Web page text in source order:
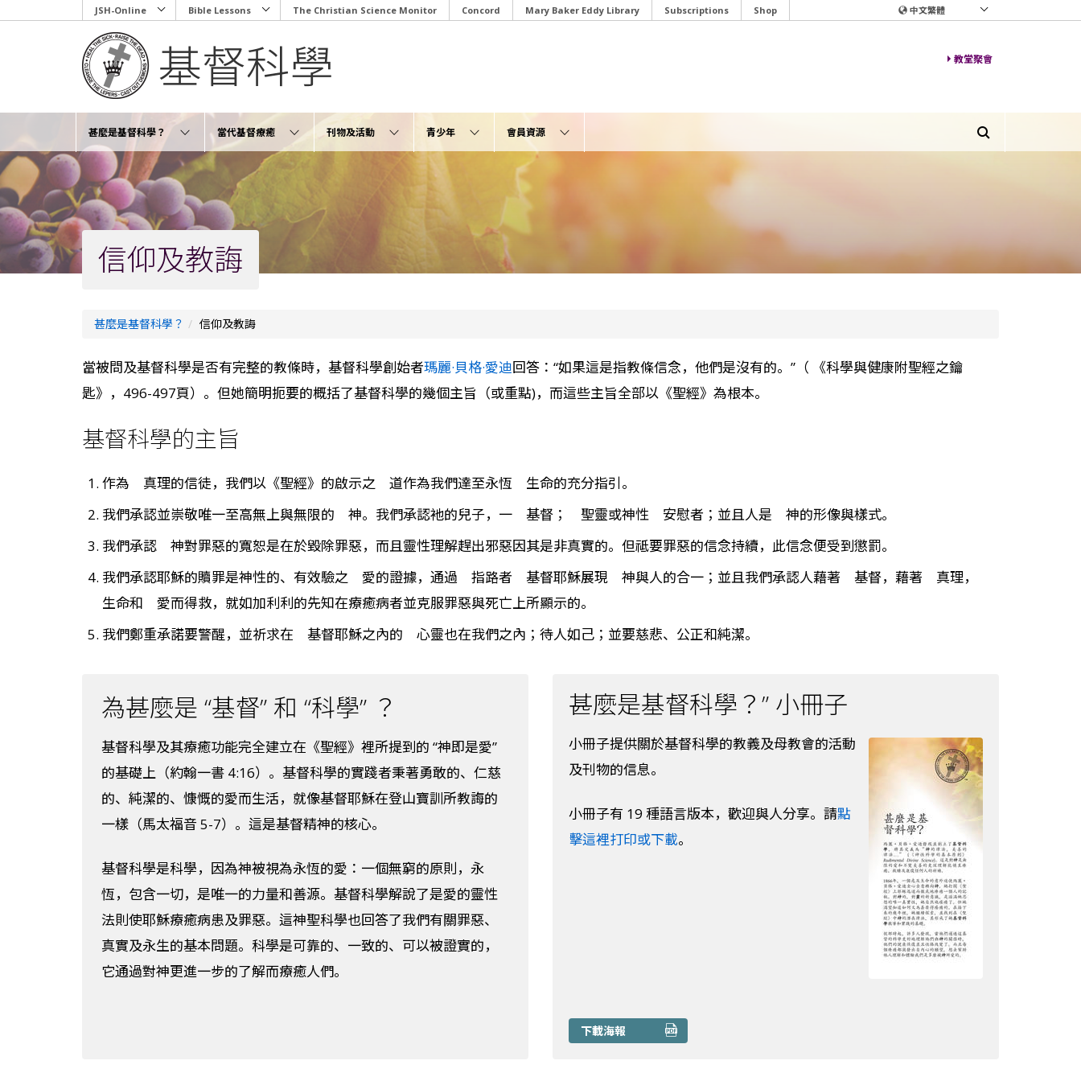
JSH-Online Bible Lessons The Christian Science Monitor Concord Mary Baker Eddy Library Subscriptions Shop 中文繁體
教堂聚會
甚麼是基督科學？ 當代基督療癒 刊物及活動 青少年 會員資源
信仰及教誨
甚麼是基督科學？ 信仰及教誨
當被問及基督科學是否有完整的教條時，基督科學創始者瑪麗·貝格·愛迪回答：“如果這是指教條信念，他們是沒有的。”（ 《科學與健康附聖經之鑰
匙》，496-497頁）。但她簡明扼要的概括了基督科學的幾個主旨（或重點)，而這些主旨全部以《聖經》為根本。
基督科學的主旨
作為 真理的信徒，我們以《聖經》的啟示之 道作為我們達至永恆 生命的充分指引。
我們承認並崇敬唯一至高無上與無限的 神。我們承認衪的兒子，一 基督； 聖靈或神性 安慰者；並且人是 神的形像與樣式。
我們承認 神對罪惡的寬恕是在於毀除罪惡，而且靈性理解趕出邪惡因其是非真實的。但祗要罪惡的信念持續，此信念便受到懲罰。
我們承認耶穌的贖罪是神性的、有效驗之 愛的證據，通過 指路者 基督耶穌展現 神與人的合一；並且我們承認人藉著 基督，藉著 真理，
生命和 愛而得救，就如加利利的先知在療癒病者並克服罪惡與死亡上所顯示的。
我們鄭重承諾要警醒，並祈求在 基督耶穌之內的 心靈也在我們之內；待人如己；並要慈悲、公正和純潔。
為甚麼是 “基督” 和 “科學” ？
基督科學及其療癒功能完全建立在《聖經》裡所提到的 “神即是愛”
的基礎上（約翰一書 4:16）。基督科學的實踐者秉著勇敢的、仁慈
的、純潔的、慷慨的愛而生活，就像基督耶穌在登山寶訓所教誨的
一樣（馬太福音 5-7）。這是基督精神的核心。
基督科學是科學，因為神被視為永恆的愛：一個無窮的原則，永
恆，包含一切，是唯一的力量和善源。基督科學解說了是愛的靈性
法則使耶穌療癒病患及罪惡。這神聖科學也回答了我們有關罪惡、
真實及永生的基本問題。科學是可靠的、一致的、可以被證實的，
它通過對神更進一步的了解而療癒人們。
甚麼是基督科學？” 小冊子
小冊子提供關於基督科學的教義及母教會的活動
及刊物的信息。
小冊子有 19 種語言版本，歡迎與人分享。請點
擊這裡打印或下載。
下載海報